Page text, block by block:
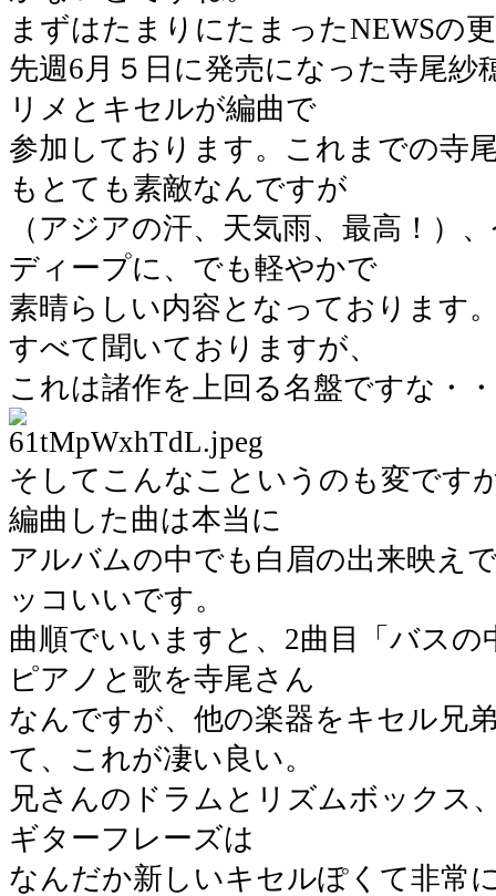
まずはたまりにたまったNEWSの
先週6月５日に発売になった寺尾
リメとキセルが編曲で
参加しております。これまでの寺
もとても素敵なんですが
（アジアの汗、天気雨、最高！）
ディープに、でも軽やかで
素晴らしい内容となっております
すべて聞いておりますが、
これは諸作を上回る名盤ですな・
そしてこんなこというのも変です
編曲した曲は本当に
アルバムの中でも白眉の出来映え
ッコいいです。
曲順でいいますと、2曲目「バス
ピアノと歌を寺尾さん
なんですが、他の楽器をキセル兄
て、これが凄い良い。
兄さんのドラムとリズムボックス
ギターフレーズは
なんだか新しいキセルぽくて非常